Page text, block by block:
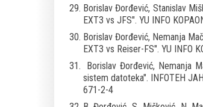
Borislav Đorđević, Stanislav
EXT3 vs JFS". YU INFO
Borislav Đorđević, Nemanja
EXT3 vs Reiser-FS". YU INFO
Borislav Đorđević, Nemanja
sistem datoteka". INFOTEH
671-2-4